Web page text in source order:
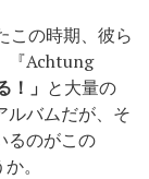
この時期、彼ら
『Achtung
」 と大量の
ルバムだが、そ
るのがこの
。